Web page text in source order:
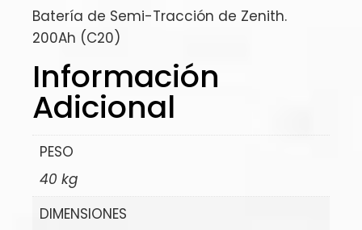
Batería de Semi-Tracción de Zenith.
200Ah (C20)
Información
Adicional
PESO
40 kg
DIMENSIONES